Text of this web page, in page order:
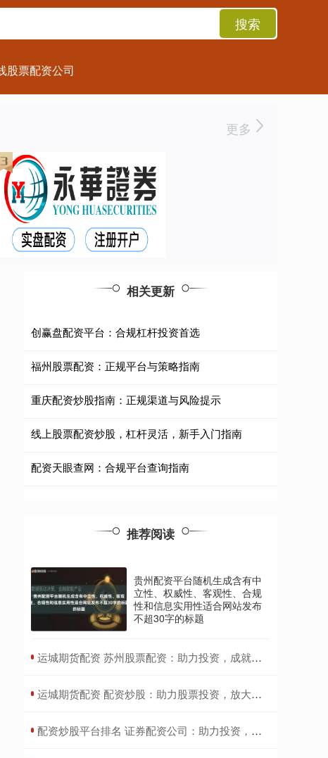
搜索
股票配资公司
更多
相关更新
创赢盘配资平台：合规杠杆投资首选
福州股票配资：正规平台与策略指南
重庆配资炒股指南：正规渠道与风险提示
线上股票配资炒股，杠杆灵活，新手入门指南
配资天眼查网：合规平台查询指南
推荐阅读
贵州配资平台随机生成含有中
立性、权威性、客观性、合规
性和信息实用性适合网站发布
不超30字的标题
​运城期货配资 苏州股票配资：助力投资，成就财富梦想
​运城期货配资 配资炒股：助力股票投资，放大收益
​配资炒股平台排名 证券配资公司：助力投资，放大收益